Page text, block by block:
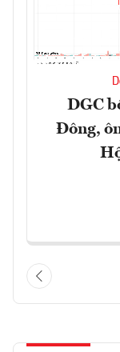
DGC
Đông,